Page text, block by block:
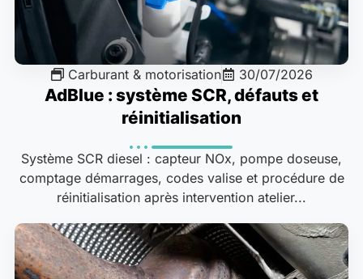
Carburant & motorisation 30/07/2026
AdBlue : système SCR, défauts et
réinitialisation
Système SCR diesel : capteur NOx, pompe doseuse,
comptage démarrages, codes valise et procédure de
réinitialisation après intervention atelier...